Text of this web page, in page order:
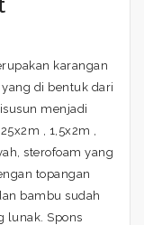
karangan
di bentuk dari
menjadi
, 1,5x2m ,
sterofoam yang
topangan
bambu sudah
lunak. Spons